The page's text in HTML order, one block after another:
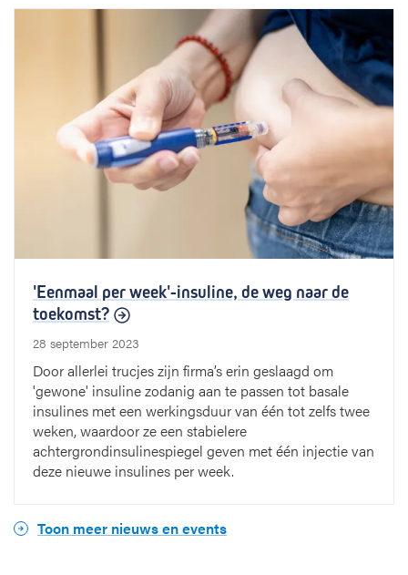
'Eenmaal per week'-insuline, de weg naar de
toekomst?
28 september 2023
Door allerlei trucjes zijn firma’s erin geslaagd om
'gewone' insuline zodanig aan te passen tot basale
insulines met een werkingsduur van één tot zelfs twee
weken, waardoor ze een stabielere
achtergrondinsulinespiegel geven met één injectie van
deze nieuwe insulines per week.
Toon meer nieuws en events